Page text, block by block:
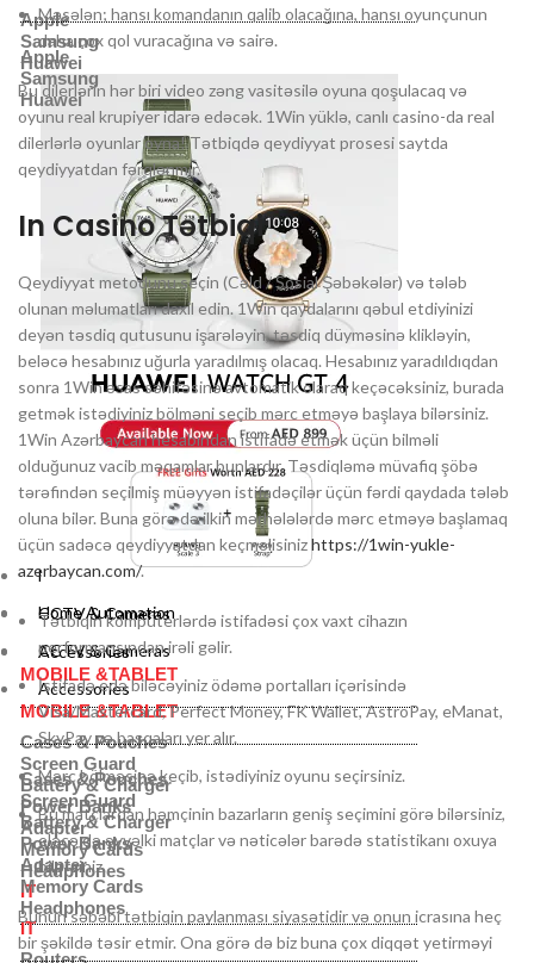
Apple
Samsung
Huawei
Home Automation
CCTV & Cameras
Accessories
MOBILE &TABLET
Cases & Pouches
Screen Guard
Battery & Charger
Power Banks
Adapter
Memory Cards
Headphones
IT
Routers
Apple
Samsung
Huawei
Home Automation
CCTV & Cameras
Accessories
MOBILE &TABLET
Cases & Pouches
Screen Guard
Battery & Charger
Power Banks
Adapter
Memory Cards
Headphones
IT
Məsələn; hansı komandanın qalib olacağına, hansı oyunçunun
daha çox qol vuracağına və sairə.
Bu dilerlərin hər biri video zəng vasitəsilə oyuna qoşulacaq və
oyunu real krupiyer idarə edəcək. 1Win yüklə, canlı casino-da real
dilerlərlə oyunlar oyna! Tətbiqdə qeydiyyat prosesi saytda
qeydiyyatdan fərqlənmir.
In Casino Tətbiqi
Qeydiyyat metodunu seçin (Cəld / Sosial Şəbəkələr) və tələb
olunan məlumatları daxil edin. 1Win qaydalarını qəbul etdiyinizi
deyən təsdiq qutusunu işarələyin, təsdiq düyməsinə klikləyin,
beləcə hesabınız uğurla yaradılmış olacaq. Hesabınız yaradıldıqdan
sonra 1Win əsas səhifəsinə avtomatik olaraq keçəcəksiniz, burada
getmək istədiyiniz bölməni seçib mərc etməyə başlaya bilərsiniz.
1Win Azərbaycan hesabından istifadə etmək üçün bilməli
olduğunuz vacib məqamlar bunlardır. Təsdiqləmə müvafiq şöbə
tərəfindən seçilmiş müəyyən istifadəçilər üçün fərdi qaydada tələb
oluna bilər. Buna görə də ilkin mərhələlərdə mərc etməyə başlamaq
üçün sadəcə qeydiyyatdan keçməlisinizhttps://1win-yukle-
azerbaycan.com/.
Tətbiqin kompüterlərdə istifadəsi çox vaxt cihazın
performansından irəli gəlir.
İstifadə edə biləcəyiniz ödəmə portalları içərisində
Visa/Mastercard, Perfect Money, FK Wallet, AstroPay, eManat,
SkyPay və başqaları yer alır.
Mərc bölməsinə keçib, istədiyiniz oyunu seçirsiniz.
Bu matçlardan həmçinin bazarların geniş seçimini görə bilərsiniz,
eləcə də əvvəlki matçlar və nəticələr barədə statistikanı oxuya
bilərsiniz.
Bunun səbəbi tətbiqin paylanması siyasətidir və onun icrasına heç
bir şəkildə təsir etmir. Ona görə də biz buna çox diqqət yetirməyi